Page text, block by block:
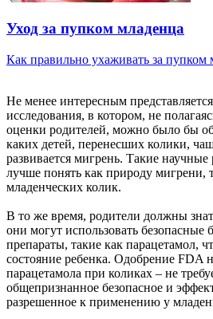
Уход за пупком младенца
Как правильно ухаживать за пупком
Не менее интересным
исследования, в котором, не
оценки родителей, можно было бы
каких детей, перенесших колики,
развивается мигрень. Такие
лучше понять как природу мигрени,
младенческих колик.
В то же время, родители должны
они могут использовать безопасные
препараты, такие как парацетамол,
состояние ребенка. Одобрение FDA
парацетамола при коликах – не
общепризнанное безопасное и
разрешенное к применению у